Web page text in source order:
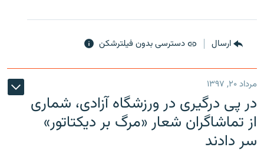
ارسال دسترسی بدون فیلترشکن
مرداد ۲۰, ۱۳۹۷
در پی درگیری در ورزشگاه آزادی، شماری
از تماشاگران شعار «مرگ بر دیکتاتور»
سر دادند